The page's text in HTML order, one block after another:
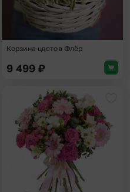
Корзина цветов Флёр
9 499 ₽
в избранное